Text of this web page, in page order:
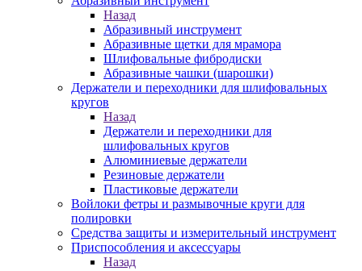
Назад
Абразивный инструмент
Абразивные щетки для мрамора
Шлифовальные фибродиски
Абразивные чашки (шарошки)
Держатели и переходники для шлифовальных
кругов
Назад
Держатели и переходники для
шлифовальных кругов
Алюминиевые держатели
Резиновые держатели
Пластиковые держатели
Войлоки фетры и размывочные круги для
полировки
Средства защиты и измерительный инструмент
Приспособления и аксессуары
Назад